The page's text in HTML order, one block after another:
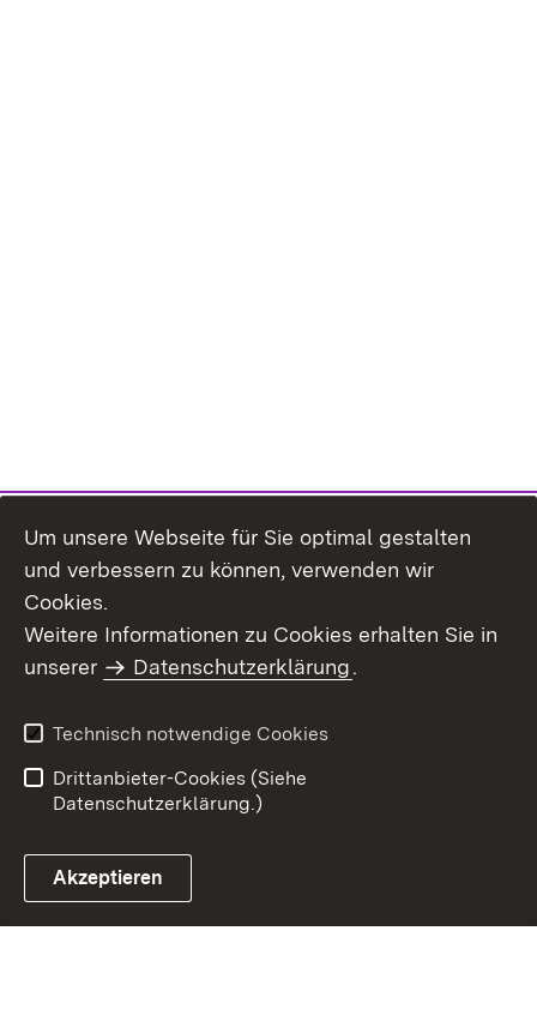
Benutzungshinweise
Erklärung zur
Um unsere Webseite für Sie optimal gestalten
und verbessern zu können, verwenden wir
Cookies.
Weitere Informationen zu Cookies erhalten Sie in
unserer
Datenschutzerklärung.
Technisch notwendige Cookies
Drittanbieter-Cookies (Siehe
Datenschutzerklärung.)
Akzeptieren